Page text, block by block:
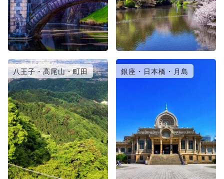
八王子・高尾山・町田 銀座・日本橋・月島